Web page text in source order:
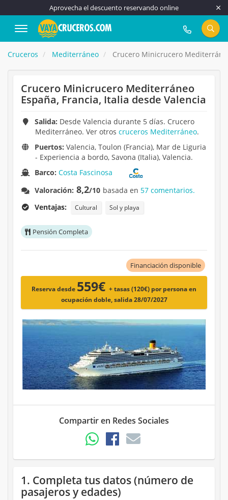
Aprovecha el descuento reservando online
917 815 555
Cruceros Mediterráneo Crucero Minicrucero
Crucero Minicrucero Mediterráneo
España, Francia, Italia desde Valencia
Salida: Desde Valencia durante 5 días. Crucero
Mediterráneo. Ver otros cruceros Mediterráneo.
Puertos: Valencia, Toulon (Francia), Mar de Liguria
- Experiencia a bordo, Savona (Italia), Valencia.
Barco:Costa Fascinosa
Valoración: 8,2/10 basada en 57 comentarios.
Ventajas:
Cultural Sol y playa
Pensión Completa
Financiación disponible
Reserva desde 559€ + tasas (120€) por persona en
ocupación doble, salida 28/07/2027
Compartir en Redes Sociales
1. Completa tus datos (número de
pasajeros y edades)